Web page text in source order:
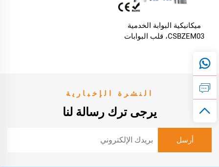
ميكانيكية البوابة الخدمية
CSBZEM03، قلب البوابات
للاستخدام في بوابات السرعة
النشرة الإخبارية
يرجى ترك رسالة لنا